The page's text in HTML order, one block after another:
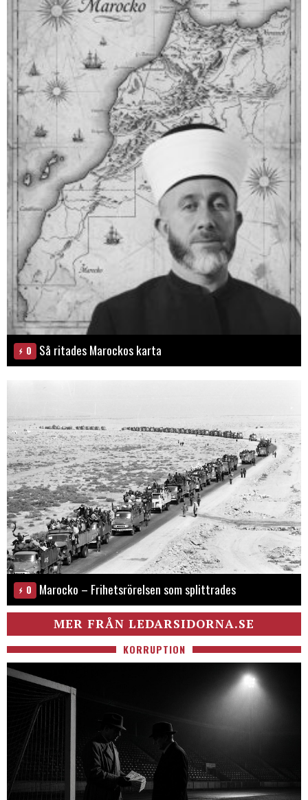
0 Så ritades Marockos karta
0 Marocko – Frihetsrörelsen som splittrades
MER FRÅN LEDARSIDORNA.SE
KORRUPTION